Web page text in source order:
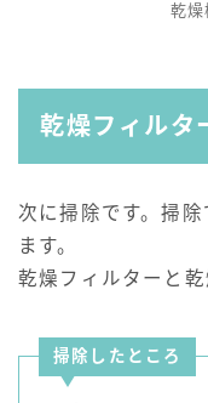
乾燥
乾燥フィルタ
次に掃除です。掃
ます。
乾燥フィルターと
掃除したところ